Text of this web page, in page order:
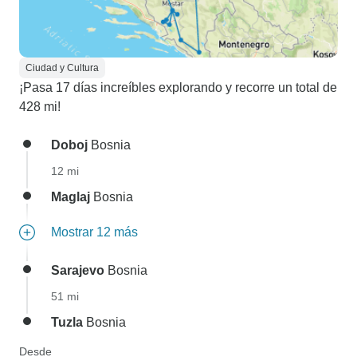
Ciudad y Cultura
¡Pasa 17 días increíbles explorando y recorre un total de
428 mi!
Doboj Bosnia
12 mi
Maglaj Bosnia
Mostrar 12 más
Sarajevo Bosnia
51 mi
Tuzla Bosnia
Desde